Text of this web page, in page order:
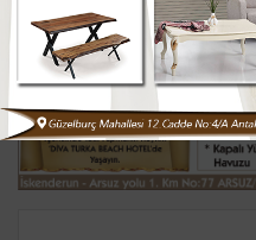
Ana Sayfa HATAY